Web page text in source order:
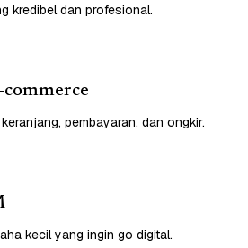
kredibel dan profesional.
pembayaran, dan ongkir.
kecil yang ingin go digital.